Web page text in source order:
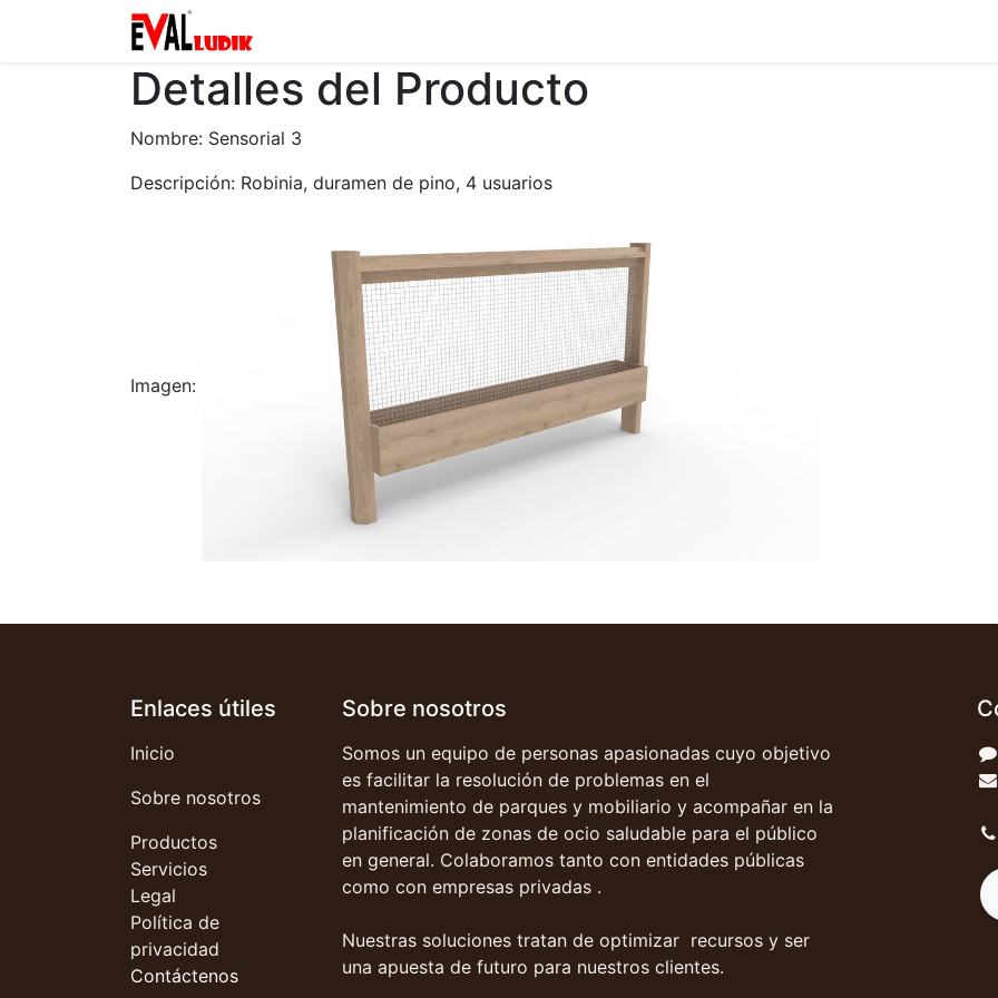
Detalles del Producto
Nombre: Sensorial 3
Descripción: Robinia, duramen de pino, 4 usuarios
Imagen:
Enlaces útiles
Inicio
Sobre nosotros
Productos
Servicios
Legal
Política de
privacidad
Contáctenos
Sobre nosotros
Somos un equipo de personas apasionadas cuyo objetivo
es facilitar la resolución de problemas en el
mantenimiento de parques y mobiliario y acompañar en la
planificación de zonas de ocio saludable para el público
en general. Colaboramos tanto con entidades públicas
como con empresas privadas .
Nuestras soluciones tratan de optimizar recursos y ser
una apuesta de futuro para nuestros clientes.